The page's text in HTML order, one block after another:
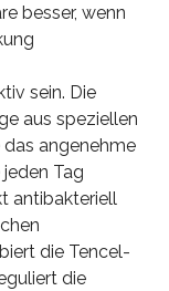
besser, wenn
sein. Die
aus speziellen
das angenehme
Tag
antibakteriell
die Tencel-
die